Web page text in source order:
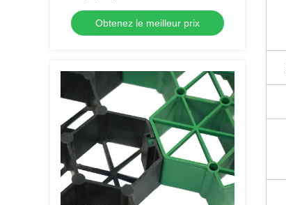
de pelouse, aménagement paysager
de jardin et stabilisation de gravier de
parking
Obtenez le meilleur prix